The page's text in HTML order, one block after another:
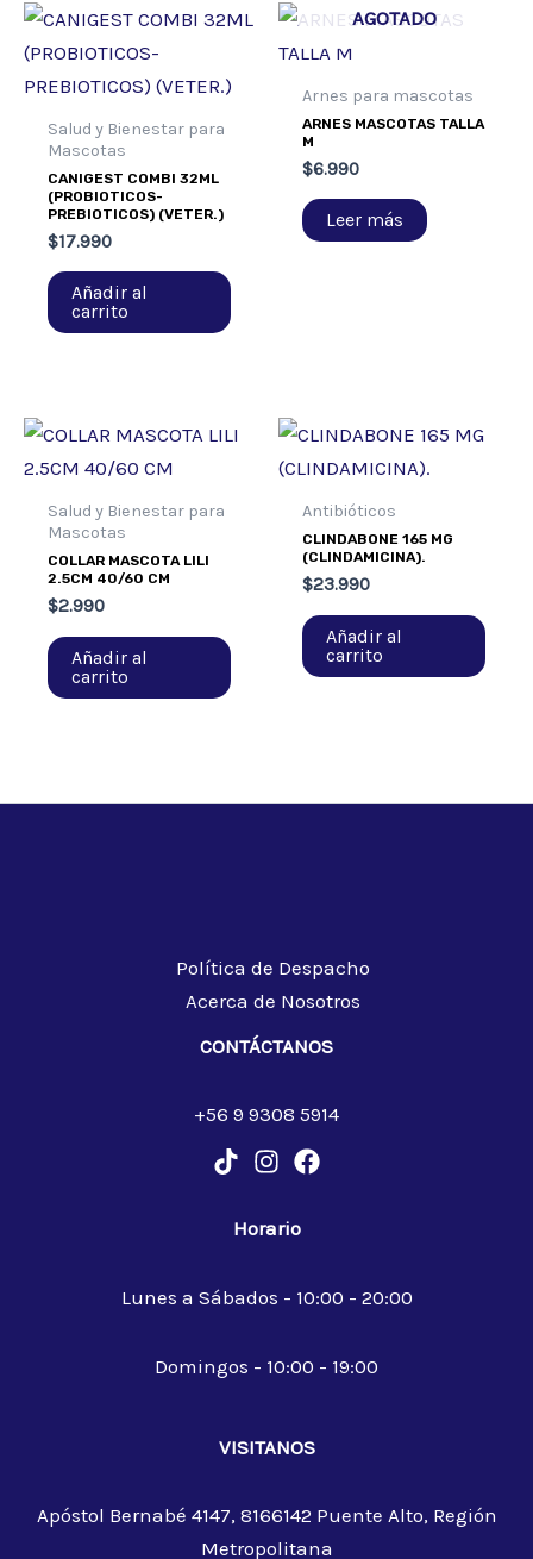
Salud y Bienestar para
Mascotas
CANIGEST COMBI 32ML
(PROBIOTICOS-
PREBIOTICOS) (VETER.)
$17.990
Añadir al
carrito
AGOTADO
Arnes para mascotas
ARNES MASCOTAS TALLA
M
$6.990
Leer más
Salud y Bienestar para
Mascotas
COLLAR MASCOTA LILI
2.5CM 40/60 CM
$2.990
Añadir al
carrito
Antibióticos
CLINDABONE 165 MG
(CLINDAMICINA).
$23.990
Añadir al
carrito
Política de Despacho
Acerca de Nosotros
CONTÁCTANOS
+56 9 9308 5914
Horario
Lunes a Sábados - 10:00 - 20:00
Domingos - 10:00 - 19:00
VISITANOS
Apóstol Bernabé 4147, 8166142 Puente Alto, Región
Metropolitana